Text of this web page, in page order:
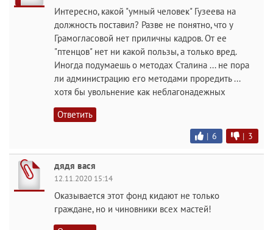
Интересно, какой "умный человек" Гузеева на
должность поставил? Разве не понятно, что у
Грамогласовой нет приличны кадров. От ее
"птенцов" нет ни какой пользы, а только вред.
Иногда подумаешь о методах Сталина ... не пора
ли администрацию его методами проредить ...
хотя бы увольнение как неблагонадежных
Ответить
| 6 | 3
дядя вася
12.11.2020 15:14
Оказывается этот фонд кидают не только
граждане, но и чиновники всех мастей!